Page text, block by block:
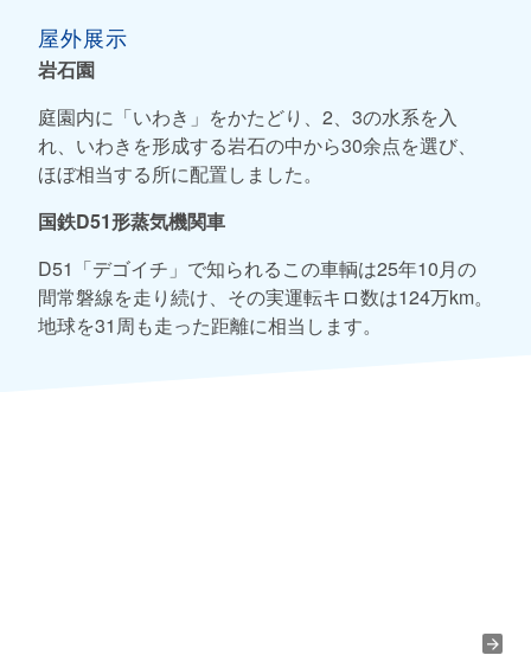
屋外展示
岩石園
庭園内に「いわき」をかたどり、2、3の水系を入
れ、いわきを形成する岩石の中から30余点を選び、
ほぼ相当する所に配置しました。
国鉄D51形蒸気機関車
D51「デゴイチ」で知られるこの車輌は25年10月の
間常磐線を走り続け、その実運転キロ数は124万km。
地球を31周も走った距離に相当します。